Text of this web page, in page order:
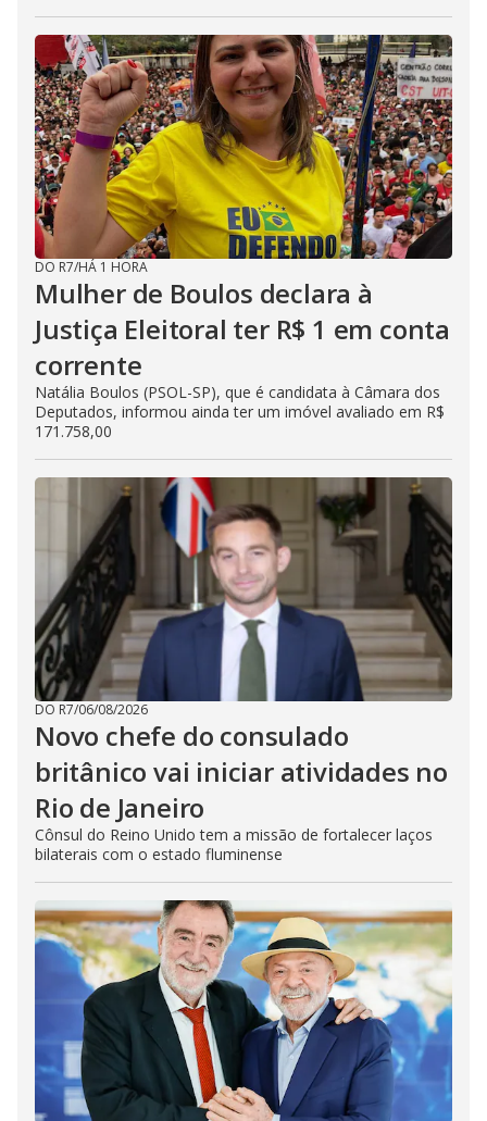
DO R7/HÁ 1 HORA
Mulher de Boulos declara à
Justiça Eleitoral ter R$ 1 em conta
corrente
Natália Boulos (PSOL-SP), que é candidata à Câmara dos
Deputados, informou ainda ter um imóvel avaliado em R$
171.758,00
DO R7/06/08/2026
Novo chefe do consulado
britânico vai iniciar atividades no
Rio de Janeiro
Cônsul do Reino Unido tem a missão de fortalecer laços
bilaterais com o estado fluminense